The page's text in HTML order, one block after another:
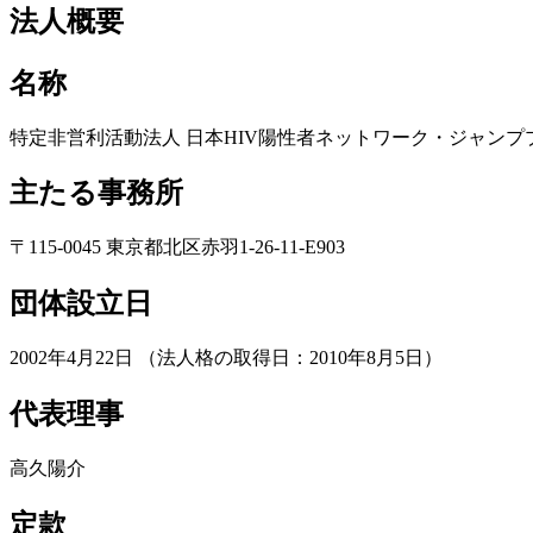
法人概要
名称
特定非営利活動法人 日本HIV陽性者ネットワーク・ジャンプ
主たる事務所
〒115-0045 東京都北区赤羽1-26-11-E903
団体設立日
2002年4月22日 （法人格の取得日：2010年8月5日）
代表理事
高久陽介
定款